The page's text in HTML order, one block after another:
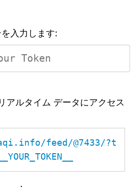
入力します:
アルタイム データにアクセス
feed/@7433/?t
.